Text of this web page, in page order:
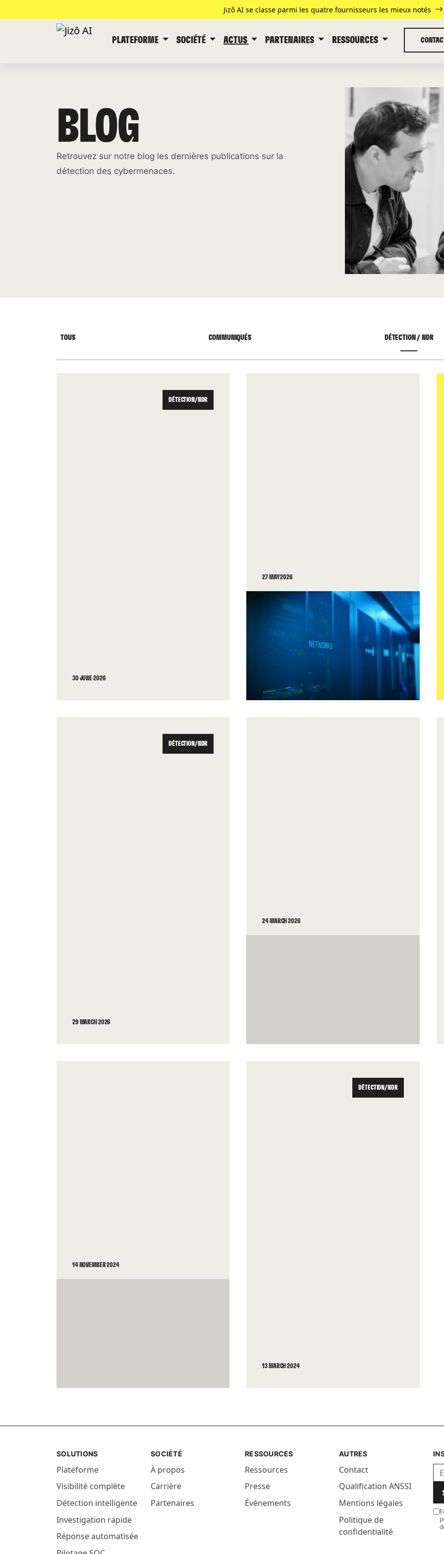
Jizô AI se classe parmi les quatre fournisseurs les mieux notés
PLATEFORME SOCIÉTÉ ACTUS PARTENAIRES RESSOURCES
BLOG
Retrouvez sur notre blog les dernières publications sur la
détection des cybermenaces.
TOUS COMMUNIQUÉS DÉTECTION / NDR
DÉTECTION/NDR
30 JUNE 2026
27 MAY 2026
DÉTECTION/NDR
DÉTECTION/NDR
29 MARCH 2026
24 MARCH 2026
DÉTECTION/NDR
14 NOVEMBER 2024
DÉTECTION/NDR
13 MARCH 2024
SOLUTIONS
Plateforme
Visibilité complète
Détection intelligente
Investigation rapide
Réponse automatisée
SOCIÉTÉ
À propos
Carrière
Partenaires
RESSOURCES
Ressources
Presse
Événements
AUTRES
Contact
Qualification ANSSI
Mentions légales
Politique de
confidentialité